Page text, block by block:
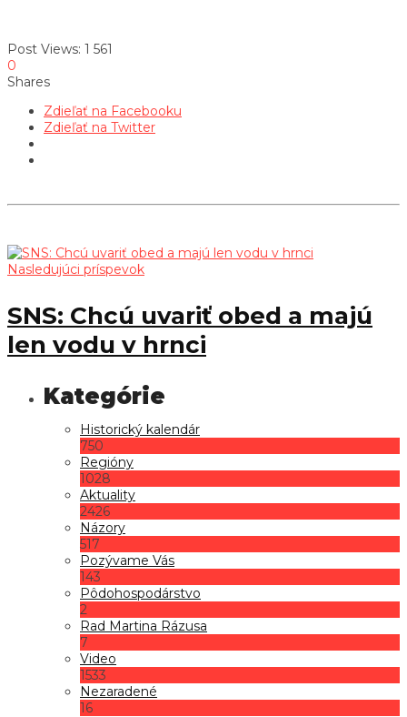
Post Views: 1 561
0
Shares
Zdieľať na Facebooku
Zdieľať na Twitter
Nasledujúci príspevok
SNS: Chcú uvariť obed a majú
len vodu v hrnci
Historický kalendár
750
Regióny
1028
Aktuality
2426
Názory
517
Pozývame Vás
143
Pôdohospodárstvo
2
Rad Martina Rázusa
7
Video
1533
Nezaradené
16